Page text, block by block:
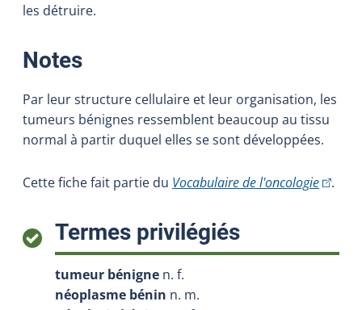
les détruire.
Notes:
Par leur structure cellulaire et leur organisation, les
tumeurs bénignes ressemblent beaucoup au tissu
normal à partir duquel elles se sont développées.
Cette fiche fait partie du Vocabulaire de l'oncologie(Cet
.
Termes privilégiés:
tumeur bénigne n. f.
néoplasme bénin n. m.